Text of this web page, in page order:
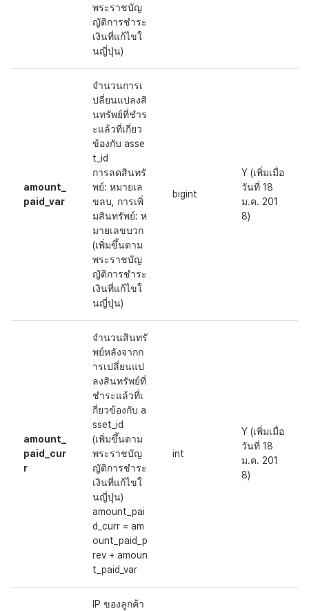
พระราชบัญ
ญัติการชำระ
เงินที่แก้ไขใ
นญี่ปุ่น)
amount_
paid_var
จำนวนการเ
ปลี่ยนแปลงสิ
นทรัพย์ที่ชำร
ะแล้วที่เกี่ยว
ข้องกับ asse
t_id
การลดสินทรั
พย์: หมายเล
ขลบ, การเพิ่
มสินทรัพย์: ห
มายเลขบวก
(เพิ่มขึ้นตาม
พระราชบัญ
ญัติการชำระ
เงินที่แก้ไขใ
นญี่ปุ่น)
bigint
Y (เพิ่มเมื่อ
วันที่ 18
ม.ค. 201
8)
amount_
paid_cur
r
จำนวนสินทรั
พย์หลังจากก
ารเปลี่ยนแป
ลงสินทรัพย์ที่
ชำระแล้วที่เ
กี่ยวข้องกับ a
sset_id
(เพิ่มขึ้นตาม
พระราชบัญ
ญัติการชำระ
เงินที่แก้ไขใ
นญี่ปุ่น)
amount_pai
d_curr = am
ount_paid_p
rev + amoun
t_paid_var
int
Y (เพิ่มเมื่อ
วันที่ 18
ม.ค. 201
8)
IP ของลูกค้า